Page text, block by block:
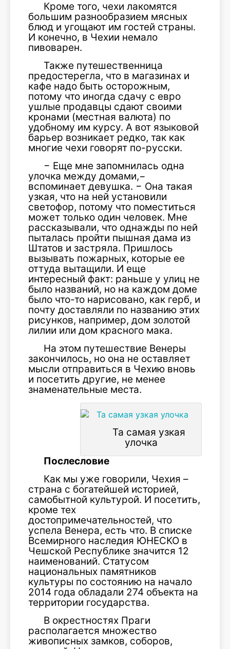
Кроме того, чехи лакомятся
большим разнообразием мясных
блюд и угощают им гостей страны.
И конечно, в Чехии немало
пивоварен.
Также путешественница
предостерегла, что в магазинах и
кафе надо быть осторожным,
потому что иногда сдачу с евро
ушлые продавцы сдают своими
кронами (местная валюта) по
удобному им курсу. А вот языковой
барьер возникает редко, так как
многие чехи говорят по-русски.
− Еще мне запомнилась одна
улочка между домами,−
вспоминает девушка. − Она такая
узкая, что на ней установили
светофор, потому что поместиться
может только один человек. Мне
рассказывали, что однажды по ней
пыталась пройти пышная дама из
Штатов и застряла. Пришлось
вызывать пожарных, которые ее
оттуда вытащили. И еще
интересный факт: раньше у улиц не
было названий, но на каждом доме
было что-то нарисовано, как герб, и
почту доставляли по названию этих
рисунков, например, дом золотой
лилии или дом красного мака.
На этом путешествие Венеры
закончилось, но она не оставляет
мысли отправиться в Чехию вновь
и посетить другие, не менее
знаменательные места.
Та самая узкая
улочка
Послесловие
Как мы уже говорили, Чехия –
страна с богатейшей историей,
самобытной культурой. И посетить,
кроме тех
достопримечательностей, что
успела Венера, есть что. В списке
Всемирного наследия ЮНЕСКО в
Чешской Республике значится 12
наименований. Статусом
национальных памятников
культуры по состоянию на начало
2014 года обладали 274 объекта на
территории государства.
В окрестностях Праги
располагается множество
живописных замков, соборов,